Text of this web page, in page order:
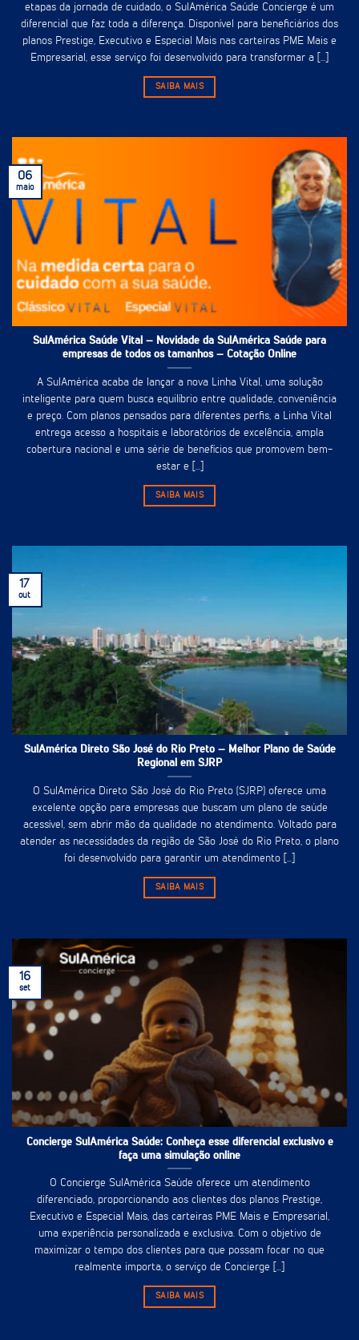
etapas da jornada de cuidado, o SulAmérica Saúde Concierge é um
diferencial que faz toda a diferença. Disponível para beneficiários dos
planos Prestige, Executivo e Especial Mais nas carteiras PME Mais e
Empresarial, esse serviço foi desenvolvido para transformar a [...]
SAIBA MAIS
SulAmérica Saúde Vital – Novidade da SulAmérica Saúde para
empresas de todos os tamanhos – Cotação Online
A SulAmérica acaba de lançar a nova Linha Vital, uma solução
inteligente para quem busca equilíbrio entre qualidade, conveniência
e preço. Com planos pensados para diferentes perfis, a Linha Vital
entrega acesso a hospitais e laboratórios de excelência, ampla
cobertura nacional e uma série de benefícios que promovem bem-
estar e [...]
SAIBA MAIS
06
maio
SulAmérica Direto São José do Rio Preto – Melhor Plano de Saúde
Regional em SJRP
O SulAmérica Direto São José do Rio Preto (SJRP) oferece uma
excelente opção para empresas que buscam um plano de saúde
acessível, sem abrir mão da qualidade no atendimento. Voltado para
atender as necessidades da região de São José do Rio Preto, o plano
foi desenvolvido para garantir um atendimento [...]
SAIBA MAIS
17
out
Concierge SulAmérica Saúde: Conheça esse diferencial exclusivo e
faça uma simulação online
O Concierge SulAmérica Saúde oferece um atendimento
diferenciado, proporcionando aos clientes dos planos Prestige,
Executivo e Especial Mais, das carteiras PME Mais e Empresarial,
uma experiência personalizada e exclusiva. Com o objetivo de
maximizar o tempo dos clientes para que possam focar no que
realmente importa, o serviço de Concierge [...]
SAIBA MAIS
16
set